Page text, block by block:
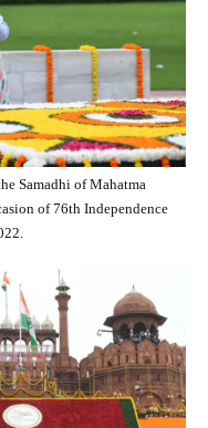
Samadhi of Mahatma
of 76th Independence